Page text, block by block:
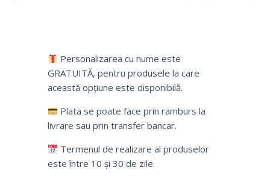
Personalizarea cu nume este
GRATUITĂ, pentru produsele la care
această opțiune este disponibilă.
Plata se poate face prin ramburs la
livrare sau prin transfer bancar.
Termenul de realizare al produselor
este între 10 și 30 de zile.